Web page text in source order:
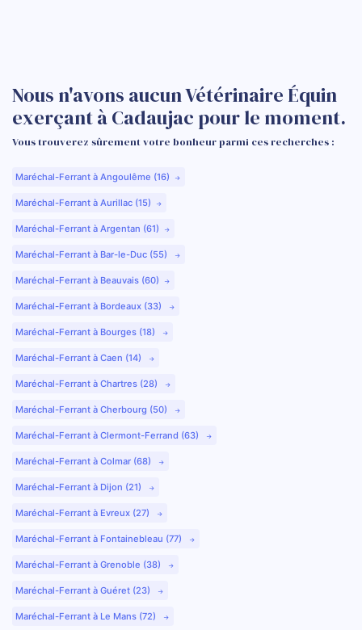
Nous n'avons aucun Vétérinaire Équin
exerçant à Cadaujac pour le moment.
Vous trouverez sûrement votre bonheur parmi ces recherches :
Maréchal-Ferrant à Angoulême (16)
Maréchal-Ferrant à Aurillac (15)
Maréchal-Ferrant à Argentan (61)
Maréchal-Ferrant à Bar-le-Duc (55)
Maréchal-Ferrant à Beauvais (60)
Maréchal-Ferrant à Bordeaux (33)
Maréchal-Ferrant à Bourges (18)
Maréchal-Ferrant à Caen (14)
Maréchal-Ferrant à Chartres (28)
Maréchal-Ferrant à Cherbourg (50)
Maréchal-Ferrant à Clermont-Ferrand (63)
Maréchal-Ferrant à Colmar (68)
Maréchal-Ferrant à Dijon (21)
Maréchal-Ferrant à Evreux (27)
Maréchal-Ferrant à Fontainebleau (77)
Maréchal-Ferrant à Grenoble (38)
Maréchal-Ferrant à Guéret (23)
Maréchal-Ferrant à Le Mans (72)